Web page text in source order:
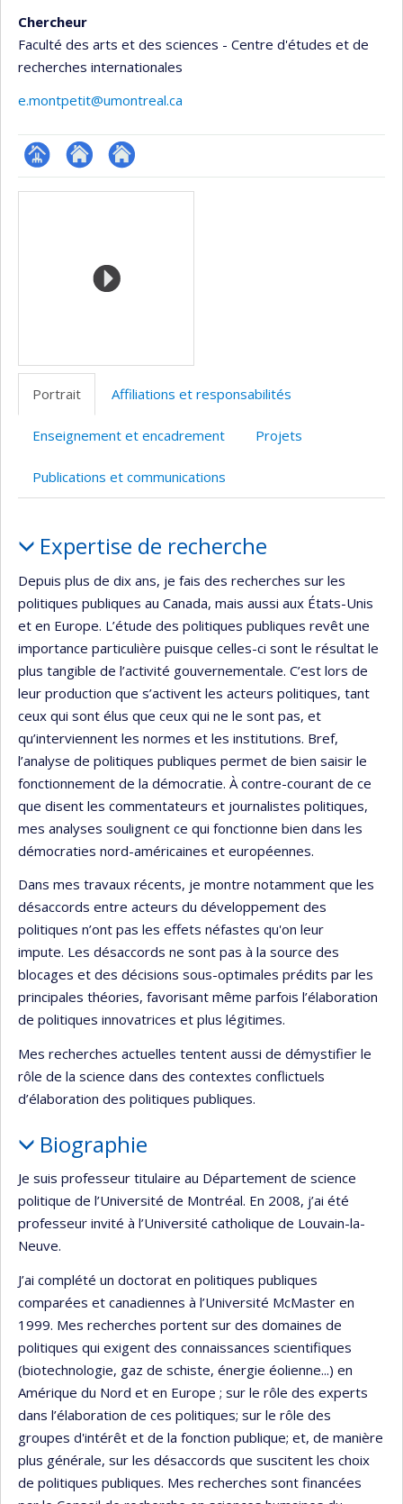
Chercheur
Faculté des arts et des sciences - Centre d'études et de
recherches internationales
e.montpetit@umontreal.ca
Page Site
recherche
Autre
Médias
Portrait Affiliations et responsabilités
Enseignement et encadrement Projets
Publications et communications
Expertise de recherche
Depuis plus de dix ans, je fais des recherches sur les
politiques publiques au Canada, mais aussi aux États-Unis
et en Europe. L’étude des politiques publiques revêt une
importance particulière puisque celles-ci sont le résultat le
plus tangible de l’activité gouvernementale. C’est lors de
leur production que s’activent les acteurs politiques, tant
ceux qui sont élus que ceux qui ne le sont pas, et
qu’interviennent les normes et les institutions. Bref,
l’analyse de politiques publiques permet de bien saisir le
fonctionnement de la démocratie. À contre-courant de ce
que disent les commentateurs et journalistes politiques,
mes analyses soulignent ce qui fonctionne bien dans les
démocraties nord-américaines et européennes.
Dans mes travaux récents, je montre notamment que les
désaccords entre acteurs du développement des
politiques n’ont pas les effets néfastes qu'on leur
impute. Les désaccords ne sont pas à la source des
blocages et des décisions sous-optimales prédits par les
principales théories, favorisant même parfois l’élaboration
de politiques innovatrices et plus légitimes.
Mes recherches actuelles tentent aussi de démystifier le
rôle de la science dans des contextes conflictuels
d’élaboration des politiques publiques.
Biographie
Je suis professeur titulaire au Département de science
politique de l’Université de Montréal. En 2008, j’ai été
professeur invité à l’Université catholique de Louvain-la-
Neuve.
J’ai complété un doctorat en politiques publiques
comparées et canadiennes à l’Université McMaster en
1999. Mes recherches portent sur des domaines de
politiques qui exigent des connaissances scientifiques
(biotechnologie, gaz de schiste, énergie éolienne...) en
Amérique du Nord et en Europe ; sur le rôle des experts
dans l’élaboration de ces politiques; sur le rôle des
groupes d'intérêt et de la fonction publique; et, de manière
plus générale, sur les désaccords que suscitent les choix
de politiques publiques. Mes recherches sont financées